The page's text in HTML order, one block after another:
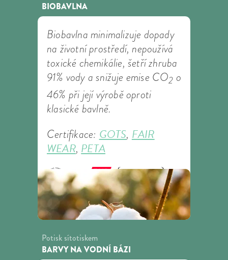
BIOBAVLNA
Biobavlna minimalizuje dopady
na životní prostředí, nepoužívá
toxické chemikálie, šetří zhruba
91% vody a snižuje emise CO2 o
46% při její výrobě oproti
klasické bavlně.
Certifikace: GOTS, FAIR
WEAR, PETA
Potisk sítotiskem
BARVY NA VODNÍ BÁZI